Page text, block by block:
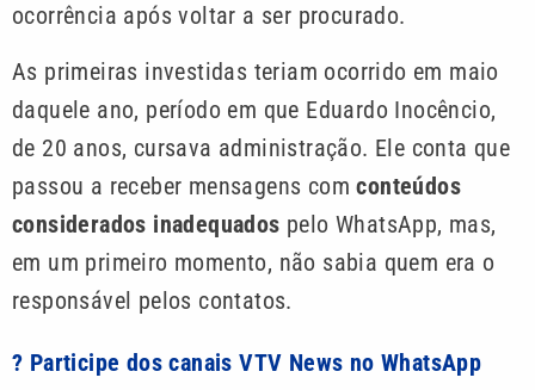
ocorrência após voltar a ser procurado.
As primeiras investidas teriam ocorrido em maio
daquele ano, período em que Eduardo Inocêncio,
de 20 anos, cursava administração. Ele conta que
passou a receber mensagens com conteúdos
considerados inadequados pelo WhatsApp, mas,
em um primeiro momento, não sabia quem era o
responsável pelos contatos.
? Participe dos canais VTV News no WhatsApp